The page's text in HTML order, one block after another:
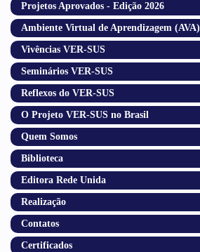
Projetos Aprovados - Edição 2026
Ambiente Virtual de Aprendizagem (AVA)
Vivências VER-SUS
Seminários VER-SUS
Reflexos do VER-SUS
O Projeto VER-SUS no Brasil
Quem Somos
Biblioteca
Editora Rede Unida
Realização
Contatos
Certificados